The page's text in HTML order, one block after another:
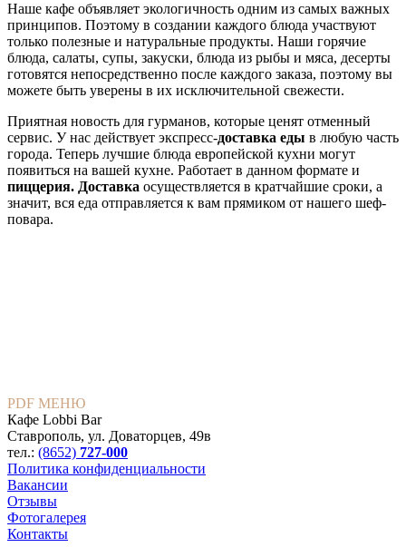
Наше кафе объявляет экологичность одним из самых важных
принципов. Поэтому в создании каждого блюда участвуют
только полезные и натуральные продукты. Наши горячие
блюда, салаты, супы, закуски, блюда из рыбы и мяса, десерты
готовятся непосредственно после каждого заказа, поэтому вы
можете быть уверены в их исключительной свежести.
Приятная новость для гурманов, которые ценят отменный
сервис. У нас действует экспресс-доставка еды в любую часть
города. Теперь лучшие блюда европейской кухни могут
появиться на вашей кухне. Работает в данном формате и
пиццерия. Доставка осуществляется в кратчайшие сроки, а
значит, вся еда отправляется к вам прямиком от нашего шеф-
повара.
PDF МЕНЮ
Кафе Lobbi Bar
Ставрополь, ул. Доваторцев, 49в
тел.: (8652) 727-000
Политика конфиденциальности
Вакансии
Отзывы
Фотогалерея
Контакты